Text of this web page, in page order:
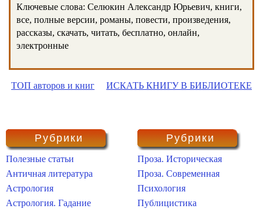
Ключевые слова: Селюкин Александр Юрьевич, книги,
все, полные версии, романы, повести, произведения,
рассказы, скачать, читать, бесплатно, онлайн,
электронные
ТОП авторов и книг ИСКАТЬ КНИГУ В БИБЛИОТЕКЕ
Рубрики
Полезные статьи
Античная литература
Астрология
Астрология. Гадание
Рубрики
Проза. Историческая
Проза. Современная
Психология
Публицистика